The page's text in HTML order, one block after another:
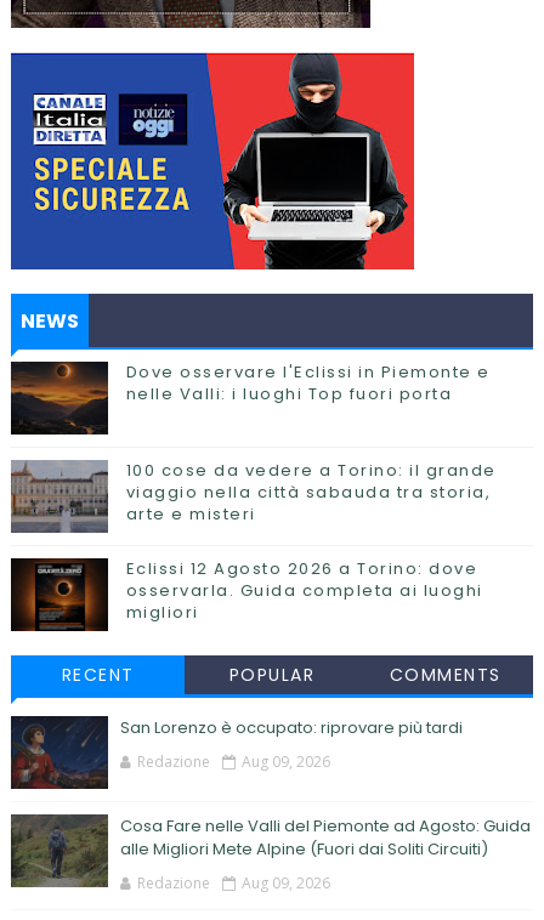
NEWS
Dove osservare l'Eclissi in Piemonte e
nelle Valli: i luoghi Top fuori porta
100 cose da vedere a Torino: il grande
viaggio nella città sabauda tra storia,
arte e misteri
Eclissi 12 Agosto 2026 a Torino: dove
osservarla. Guida completa ai luoghi
migliori
RECENT POPULAR COMMENTS
San Lorenzo è occupato: riprovare più tardi
Redazione Aug 09, 2026
Cosa Fare nelle Valli del Piemonte ad Agosto: Guida
alle Migliori Mete Alpine (Fuori dai Soliti Circuiti)
Redazione Aug 09, 2026